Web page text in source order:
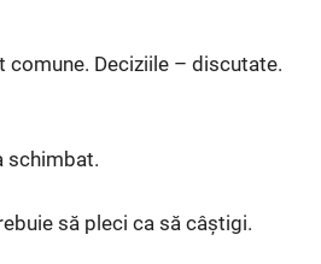
comune. Deciziile – discutate.
schimbat.
să pleci ca să câștigi.